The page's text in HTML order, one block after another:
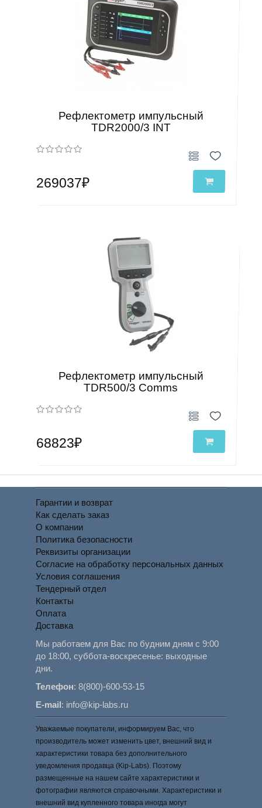
Рефлектометр импульсный
TDR2000/3 INT
269037₽
Рефлектометр импульсный
TDR500/3 Comms
68823₽
Гарантии и возврат
Как сделать заказ
О компании
Политика безопасности
Реквизиты организации
Согласие на обработку персональных данных
Условия соглашения
Тендерный отдел
Контакты
Оплата
Доставка
Мы работаем для Вас по будним дням с 9:00
до 18:00, суббота-воскресенье: выходные
дни.
Телефон:8(800)-600-53-15
E-mail: info@kip-labs.ru
Уважаемые покупатели, информируем Вас, что
производитель может изменить цвет, внешний вид и
характеристики товара без дополнительного
уведомления продавца (Kip-Labs). Поэтому
размещенные на нашем сайте характеристики и
фотографии являются справочными. Характеристики и
внешний вид купленного товара иногда могут